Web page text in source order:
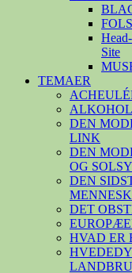
Site
TEMAER
DEN
LINK
DEN
OG
DEN
DET
HVAD ER